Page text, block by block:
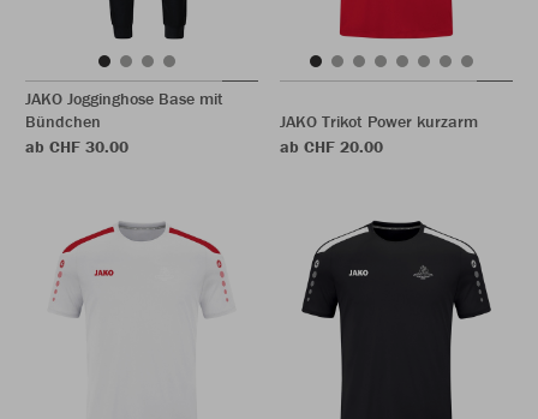
JAKO Jogginghose Base mit
Bündchen
ab CHF 30.00
JAKO Trikot Power kurzarm
ab CHF 20.00